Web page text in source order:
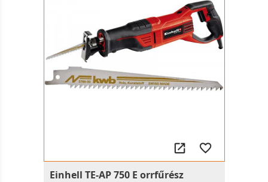
Einhell TE-AP 750 E orrfűrész